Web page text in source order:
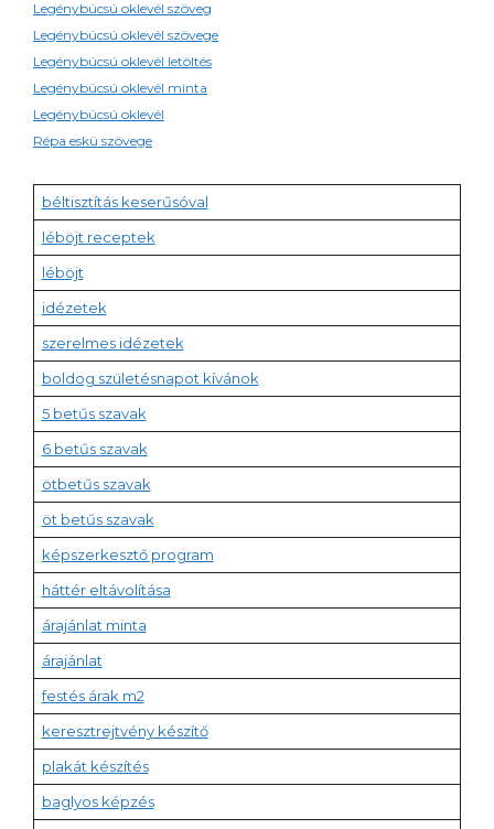
Legénybúcsú oklevél szöveg
Legénybúcsú oklevél szövege
Legénybúcsú oklevél letöltés
Legénybúcsú oklevél minta
Legénybúcsú oklevél
Répa eskü szövege
béltisztítás keserűsóval
léböjt receptek
léböjt
idézetek
szerelmes idézetek
boldog születésnapot kívánok
5 betűs szavak
6 betűs szavak
ötbetűs szavak
öt betűs szavak
képszerkesztő program
háttér eltávolítása
árajánlat minta
árajánlat
festés árak m2
keresztrejtvény készítő
plakát készítés
baglyos képzés